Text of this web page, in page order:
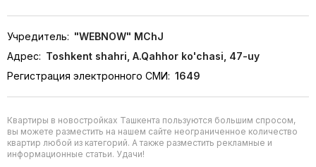
Учредитель: "WEBNOW" MChJ
Адрес: Toshkent shahri, A.Qahhor ko'chasi, 47-uy
Регистрация электронного СМИ: 1649
Квартиры в новостройках Ташкента пользуются большим спросом,
вы можете разместить на нашем сайте неограниченное количество
квартир любой из категорий. А также разместить рекламные и
информационные статьи. Удачи!